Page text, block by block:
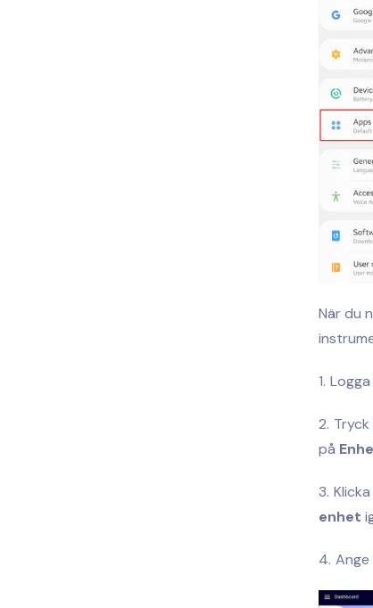
När du
på
Klicka
enhet